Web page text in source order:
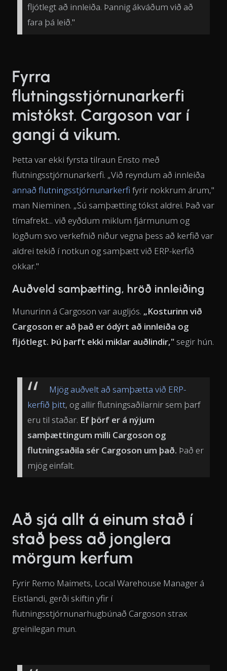
fljótlegt að innleiða. Þannig ákváðum við að
fara þá leið."
Fyrra
flutningsstjórnunarkerfi
mistókst. Cargoson var í
gangi á vikum.
Þetta var ekki fyrsta tilraun Ensto með
flutningsstjórnunarkerfi. „Við reyndum að innleiða
annað flutningsstjórnunarkerfi fyrir nokkrum árum,"
man Nieminen. „Sú samþætting tókst aldrei. Það var
tímafrekt... við eyðdum miklum fjármunum og
lögðum svo verkefnið niður vegna þess að kerfið var
aldrei tekið í notkun og samþætt við ERP-kerfið
okkar."
Auðveld samþætting, hröð innleiðing
Munurinn á Cargoson var augljós. „Kosturinn við
Cargoson er að það er ódýrt að innleiða og
fljótlegt. Þú þarft ekki miklar auðlindir," segir hún.
Mjög auðvelt að samþætta við ERP-
kerfið þitt, og allir flutningsaðilarnir sem þarf
eru til staðar. Ef þörf er á nýjum
samþættingum milli Cargoson og
flutningsaðila sér Cargoson um það. Það er
mjög einfalt.
Að sjá allt á einum stað í
stað þess að jonglera
mörgum kerfum
Fyrir Remo Maimets, Local Warehouse Manager á
Eistlandi, gerði skiftin yfir í
flutningsstjórnunarhugbúnað Cargoson strax
greinilegan mun.